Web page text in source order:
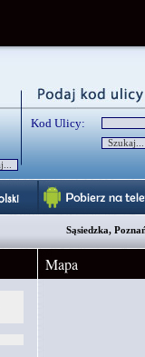
Kod Ulicy:
Sąsiedzka,
Mapa